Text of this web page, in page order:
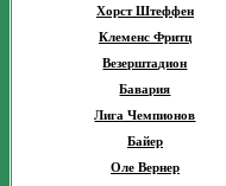
Хорст Штеффен
Клеменс Фритц
Везерштадион
Бавария
Лига Чемпионов
Байер
Оле Вернер